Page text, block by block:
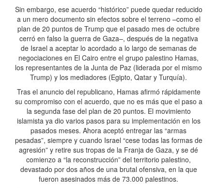
Sin embargo, ese acuerdo “histórico” puede quedar reducido
a un mero documento sin efectos sobre el terreno –como el
plan de 20 puntos de Trump que el pasado mes de octubre
cerró en falso la guerra de Gaza–, después de la negativa
de Israel a aceptar lo acordado a lo largo de semanas de
negociaciones en El Cairo entre el grupo palestino Hamas,
los representantes de la Junta de Paz (liderada por el mismo
Trump) y los mediadores (Egipto, Qatar y Turquía).
Tras el anuncio del republicano, Hamas afirmó rápidamente
su compromiso con el acuerdo, que no es más que el paso a
la segunda fase del plan de 20 puntos. El movimiento
islamista ya dio varios pasos para su implementación en los
pasados meses. Ahora aceptó entregar las “armas
pesadas”, siempre y cuando Israel “cese todas las formas de
agresión” y retire sus tropas de la Franja de Gaza, y se dé
comienzo a “la reconstrucción” del territorio palestino,
devastado por dos años de una brutal ofensiva, en la que
fueron asesinados más de 73.000 palestinos.